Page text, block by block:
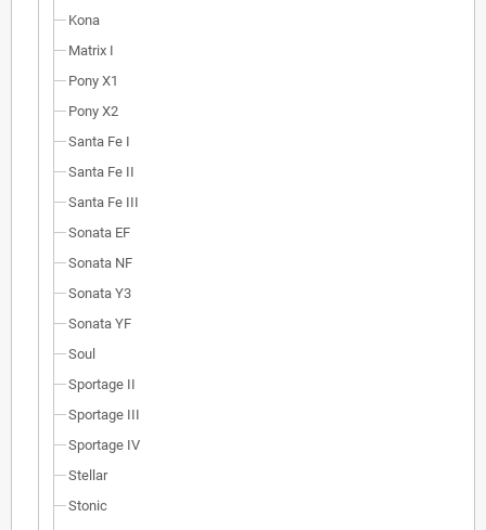
Kona
Matrix I
Pony X1
Pony X2
Santa Fe I
Santa Fe II
Santa Fe III
Sonata EF
Sonata NF
Sonata Y3
Sonata YF
Soul
Sportage II
Sportage III
Sportage IV
Stellar
Stonic